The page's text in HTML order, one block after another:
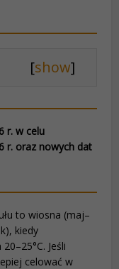
[show]
r. w celu
r. oraz nowych dat
to wiosna (maj–
kiedy
Jeśli
celować w